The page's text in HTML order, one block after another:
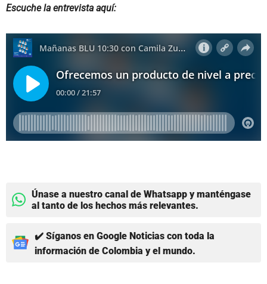
Escuche la entrevista aquí:
Únase a nuestro canal de Whatsapp y manténgase
al tanto de los hechos más relevantes.
✔️ Síganos en Google Noticias con toda la
información de Colombia y el mundo.